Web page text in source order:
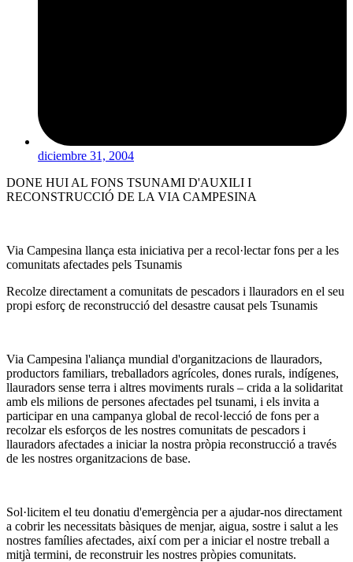
diciembre 31, 2004
DONE HUI AL FONS TSUNAMI D'AUXILI I
RECONSTRUCCIÓ DE LA VIA CAMPESINA
Via Campesina llança esta iniciativa per a recol·lectar fons per a les
comunitats afectades pels Tsunamis
Recolze directament a comunitats de pescadors i llauradors en el seu
propi esforç de reconstrucció del desastre causat pels Tsunamis
Via Campesina l'aliança mundial d'organitzacions de llauradors,
productors familiars, treballadors agrícoles, dones rurals, indígenes,
llauradors sense terra i altres moviments rurals – crida a la solidaritat
amb els milions de persones afectades pel tsunami, i els invita a
participar en una campanya global de recol·lecció de fons per a
recolzar els esforços de les nostres comunitats de pescadors i
llauradors afectades a iniciar la nostra pròpia reconstrucció a través
de les nostres organitzacions de base.
Sol·licitem el teu donatiu d'emergència per a ajudar-nos directament
a cobrir les necessitats bàsiques de menjar, aigua, sostre i salut a les
nostres famílies afectades, així com per a iniciar el nostre treball a
mitjà termini, de reconstruir les nostres pròpies comunitats.